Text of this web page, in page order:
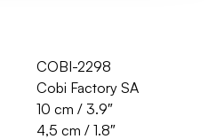
COBI-2298
Cobi Factory SA
10 cm / 3.9″
4,5 cm / 1.8″